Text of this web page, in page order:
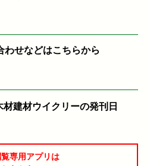
わせなどはこちらから
建材ウイクリーの発刊日
専用アプリは